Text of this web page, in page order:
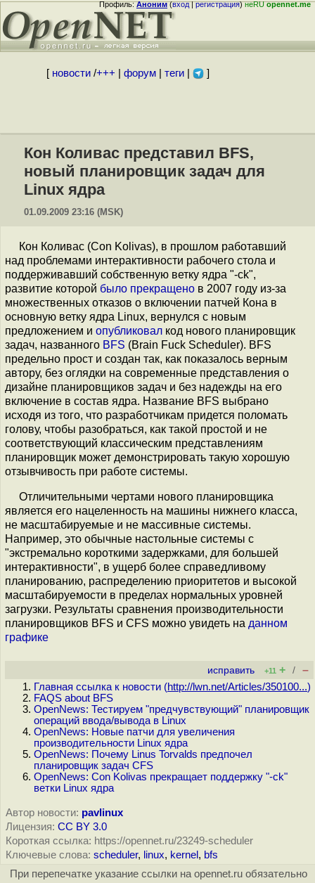
Профиль:Аноним(вход|регистрация)неRUopennet.me
[ новости/+++ форум| теги| ]
Кон Коливас представил BFS,
новый планировщик задач для
Linux ядра
01.09.2009 23:16 (MSK)
Кон Коливас (Con Kolivas), в прошлом работавший
над проблемами интерактивности рабочего стола и
поддерживавший собственную ветку ядра "-ck",
развитие которой было прекращено в 2007 году из-за
множественных отказов о включении патчей Кона в
основную ветку ядра Linux, вернулся с новым
предложением и опубликовал код нового планировщик
задач, названного BFS (Brain Fuck Scheduler). BFS
предельно прост и создан так, как показалось верным
автору, без оглядки на современные представления о
дизайне планировщиков задач и без надежды на его
включение в состав ядра. Название BFS выбрано
исходя из того, что разработчикам придется поломать
голову, чтобы разобраться, как такой простой и не
соответствующий классическим представлениям
планировщик может демонстрировать такую хорошую
отзывчивость при работе системы.
Отличительными чертами нового планировщика
является его нацеленность на машины нижнего класса,
не масштабируемые и не массивные системы.
Например, это обычные настольные системы с
"экстремально короткими задержками, для большей
интерактивности", в ущерб более справедливому
планированию, распределению приоритетов и высокой
масштабируемости в пределах нормальных уровней
загрузки. Результаты сравнения производительности
планировщиков BFS и CFS можно увидеть на данном
графике
исправить +11 + / –
Главная ссылка к новости (http://lwn.net/Articles/350100...)
FAQS about BFS
OpenNews: Тестируем "предчувствующий" планировщик
операций ввода/вывода в Linux
OpenNews: Новые патчи для увеличения
производительности Linux ядра
OpenNews: Почему Linus Torvalds предпочел
планировщик задач CFS
OpenNews: Con Kolivas прекращает поддержку "-ck"
ветки Linux ядра
Автор новости: pavlinux
Лицензия: CC BY 3.0
Короткая ссылка: https://opennet.ru/23249-scheduler
Ключевые слова: scheduler, linux, kernel , bfs
При перепечатке указание ссылки на opennet.ru обязательно